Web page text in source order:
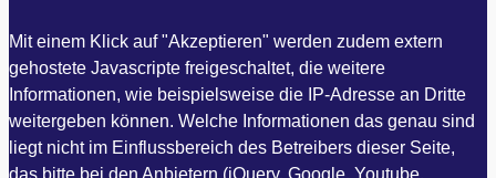
Mit einem Klick auf "Akzeptieren" werden zudem extern
gehostete Javascripte freigeschaltet, die weitere
Informationen, wie beispielsweise die IP-Adresse an Dritte
weitergeben können. Welche Informationen das genau sind
liegt nicht im Einflussbereich des Betreibers dieser Seite,